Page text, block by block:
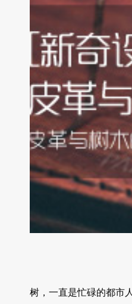
树，一直是忙碌的都市